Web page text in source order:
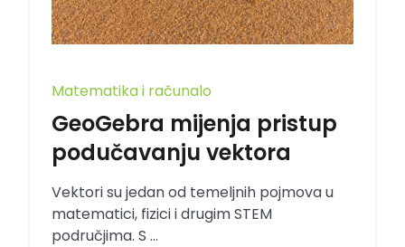
Matematika i računalo
GeoGebra mijenja pristup
podučavanju vektora
Vektori su jedan od temeljnih pojmova u
matematici, fizici i drugim STEM
područjima. S ...